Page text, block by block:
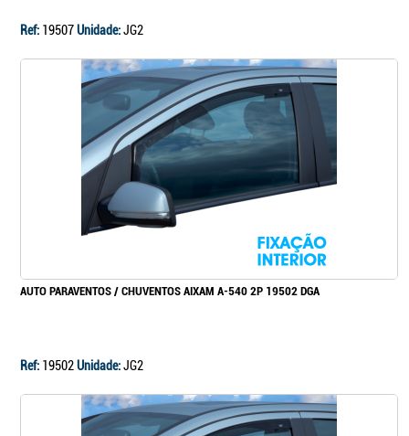
Ref: 19507Unidade:JG2
AUTO PARAVENTOS / CHUVENTOS AIXAM A-540 2P 19502 DGA
Ref: 19502Unidade:JG2
Continuar a comprar